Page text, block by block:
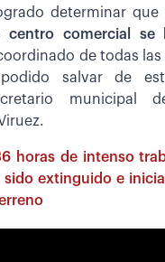
determinar que
comercial se
de todas
salvar de
municipal
horas de intenso
sido extinguido e